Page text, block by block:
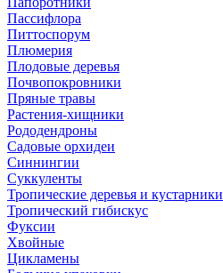
Пассифлора
Питтоспорум
Плюмерия
Плодовые деревья
Почвопокровники
Пряные травы
Растения-хищники
Рододендроны
Садовые орхидеи
Синнингии
Суккуленты
Тропические деревья и кустарники
Тропический гибискус
Фуксии
Хвойные
Цикламены